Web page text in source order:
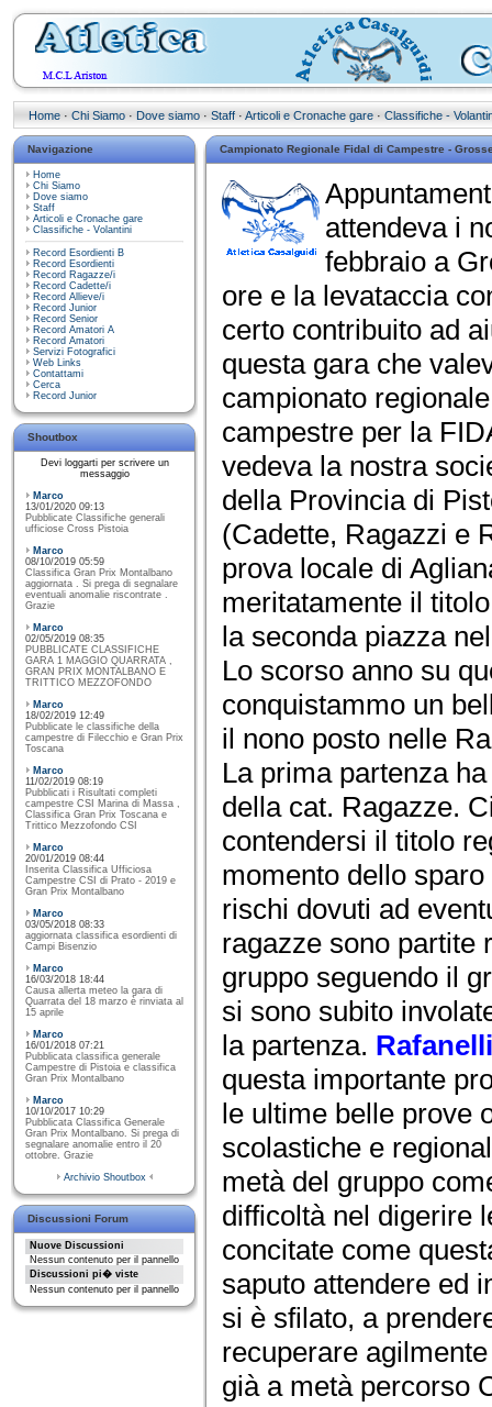
Home · Chi Siamo · Dove siamo · Staff · Articoli e Cronache gare · Classifiche -
Navigazione
Home
Chi Siamo
Dove siamo
Staff
Articoli e Cronache gare
Classifiche - Volantini
Record Esordienti B
Record Esordienti
Record Ragazze/i
Record Cadette/i
Record Allieve/i
Record Junior
Record Senior
Record Amatori A
Record Amatori
Servizi Fotografici
Web Links
Contattami
Cerca
Record Junior
Shoutbox
Devi loggarti per scrivere un
messaggio
Marco
13/01/2020 09:13
Pubblicate Classifiche generali
ufficiose Cross Pistoia
Marco
08/10/2019 05:59
Classifica Gran Prix Montalbano
aggiornata . Si prega di segnalare
eventuali anomalie riscontrate .
Grazie
Marco
02/05/2019 08:35
PUBBLICATE CLASSIFICHE
GARA 1 MAGGIO QUARRATA ,
GRAN PRIX MONTALBANO E
TRITTICO MEZZOFONDO
Marco
18/02/2019 12:49
Pubblicate le classifiche della
campestre di Filecchio e Gran Prix
Toscana
Marco
11/02/2019 08:19
Pubblicati i Risultati completi
campestre CSI Marina di Massa ,
Classifica Gran Prix Toscana e
Trittico Mezzofondo CSI
Marco
20/01/2019 08:44
Inserita Classifica Ufficiosa
Campestre CSI di Prato - 2019 e
Gran Prix Montalbano
Marco
03/05/2018 08:33
aggiornata classifica esordienti di
Campi Bisenzio
Marco
16/03/2018 18:44
Causa allerta meteo la gara di
Quarrata del 18 marzo è rinviata al
15 aprile
Marco
16/01/2018 07:21
Pubblicata classifica generale
Campestre di Pistoia e classifica
Gran Prix Montalbano
Marco
10/10/2017 10:29
Pubblicata Classifica Generale
Gran Prix Montalbano. Si prega di
segnalare anomalie entro il 20
ottobre. Grazie
Archivio Shoutbox
Discussioni Forum
Nuove Discussioni
Nessun contenuto per il pannello
Discussioni pi� viste
Nessun contenuto per il pannello
Campionato Regionale Fidal di Campestre -
attendeva i
febbraio a
ore e la levataccia
certo contribuito ad
questa gara che
campionato
campestre per la
vedeva la nostra
della Provincia di
(Cadette, Ragazzi e
prova locale di
meritatamente il
la seconda piazza
Lo scorso anno su
conquistammo un
il nono posto nelle
La prima partenza
della cat. Ragazze.
contendersi il titolo
momento dello
rischi dovuti ad
ragazze sono partite
gruppo seguendo il
si sono subito
la partenza.
questa importante
le ultime belle prove
scolastiche e
metà del gruppo
difficoltà nel digerire
concitate come
saputo attendere ed
si è sfilato, a
recuperare
già a metà percorso